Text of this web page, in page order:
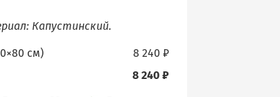
Капустинский.
8 240 ₽
см)
8 240 ₽